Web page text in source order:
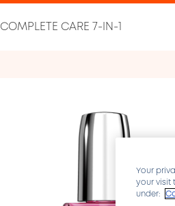
COMPLETE CARE 7-IN-1
Your
your visit
under: